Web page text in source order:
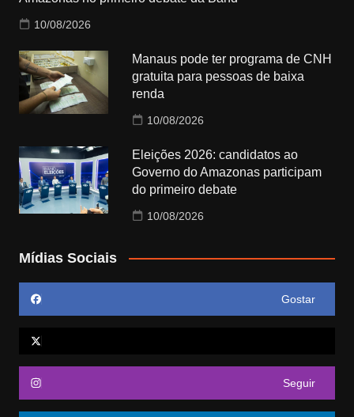
10/08/2026
Manaus pode ter programa de CNH
gratuita para pessoas de baixa
renda
10/08/2026
Eleições 2026: candidatos ao
Governo do Amazonas participam
do primeiro debate
10/08/2026
Mídias Sociais
Gostar
Seguir